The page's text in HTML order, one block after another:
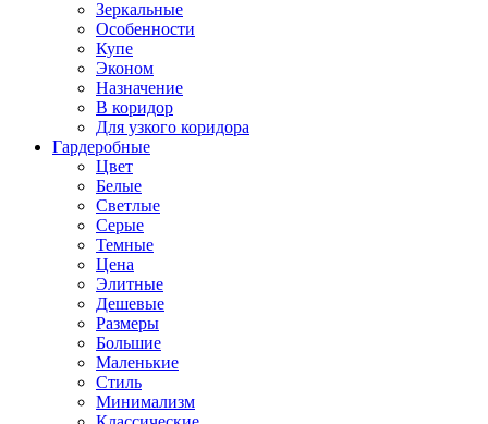
Зеркальные
Особенности
Купе
Эконом
Назначение
В коридор
Для узкого коридора
Гардеробные
Цвет
Белые
Светлые
Серые
Темные
Цена
Элитные
Дешевые
Размеры
Большие
Маленькие
Стиль
Минимализм